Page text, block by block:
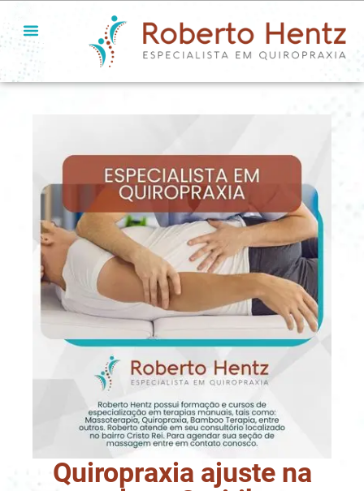
Quiropraxia ajuste na